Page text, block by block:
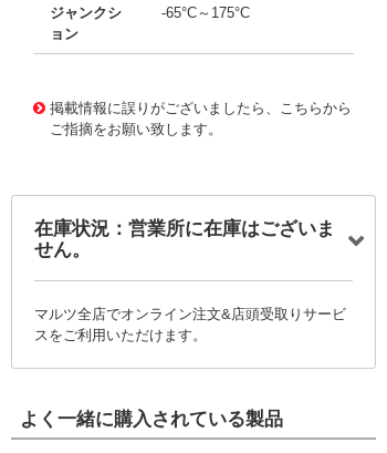
ジャンクシ
ョン
-65°C～175°C
掲載情報に誤りがございましたら、こちらから
ご指摘をお願い致します。
在庫状況：営業所に在庫はございま
せん。
マルツ全店でオンライン注文&店頭受取りサービ
スをご利用いただけます。
よく一緒に購入されている製品